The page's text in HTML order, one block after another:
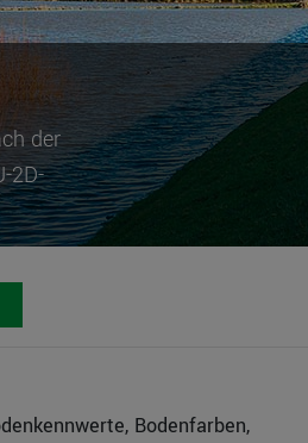
der
2D-
Bodenfarben,